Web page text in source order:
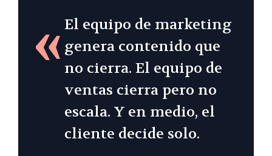
« El equipo de marketing
genera contenido que
no cierra. El equipo de
ventas cierra pero no
escala. Y en medio, el
cliente decide solo.